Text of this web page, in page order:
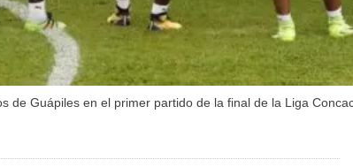
de Guápiles en el primer partido de la final de la Liga